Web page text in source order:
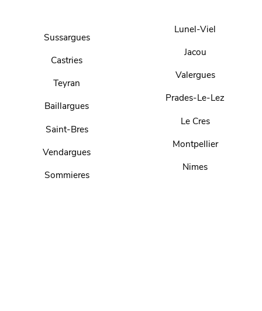
Sussargues
Castries
Teyran
Baillargues
Saint-Bres
Vendargues
Sommieres
Lunel-Viel
Jacou
Valergues
Prades-Le-Lez
Le Cres
Montpellier
Nimes